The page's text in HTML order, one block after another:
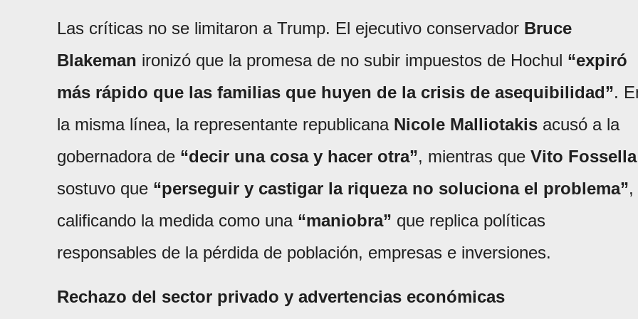
Las críticas no se limitaron a Trump. El ejecutivo conservador Bruce
Blakeman ironizó que la promesa de no subir impuestos de Hochul “expiró
más rápido que las familias que huyen de la crisis de asequibilidad”.
la misma línea, la representante republicana Nicole Malliotakis acusó a la
gobernadora de “decir una cosa y hacer otra”, mientras que Vito Fossella
sostuvo que “perseguir y castigar la riqueza no soluciona el problema”,
calificando la medida como una “maniobra” que replica políticas
responsables de la pérdida de población, empresas e inversiones.
Rechazo del sector privado y advertencias económicas